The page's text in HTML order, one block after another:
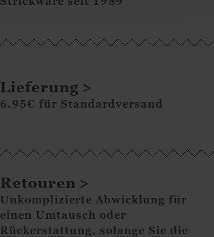
Lieferung
6.95€ für Standardversand
Retouren
Unkomplizierte Abwicklung für
einen Umtausch oder
Rückerstattung, solange Sie die